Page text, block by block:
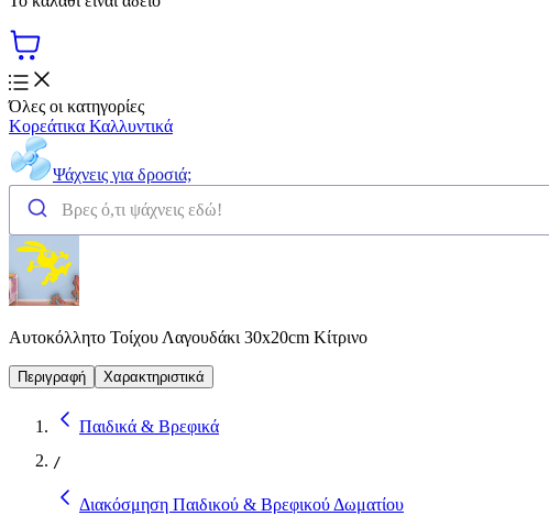
Όλες οι κατηγορίες
Κορεάτικα Καλλυντικά
Ψάχνεις για δροσιά;
Αυτοκόλλητο Τοίχου Λαγουδάκι 30x20cm Κίτρινο
Περιγραφή Χαρακτηριστικά
Παιδικά & Βρεφικά
/
Διακόσμηση Παιδικού & Βρεφικού Δωματίου